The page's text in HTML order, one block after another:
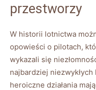
⁣przestworzy
W historii⁢ lotnictwa
opowieści o ‌pilotach,
wykazali się
najbardziej
heroiczne działania